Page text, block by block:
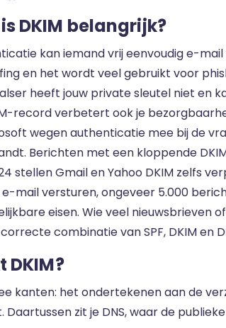
DKIM belangrijk?
kan iemand vrij eenvoudig e-
en het wordt veel gebruikt voor
heeft jouw private sleutel niet en
record verbetert ook je
wegen authenticatie mee bij de
Berichten met een kloppende
stellen Gmail en Yahoo DKIM zelfs
mail versturen, ongeveer 5.000
eisen. Wie veel
combinatie van SPF, DKIM en
DKIM?
kanten: het ondertekenen aan de
zit je DNS, waar de